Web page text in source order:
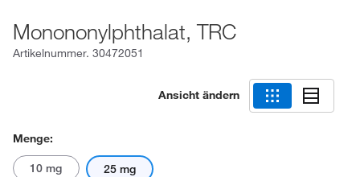
Monononylphthalat, TRC
Artikelnummer. 30472051
Ansicht ändern
Menge:
10 mg 25 mg